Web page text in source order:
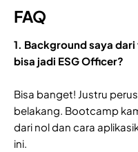
FAQ
1. Background saya
bisa jadi ESG Officer?
Bisa banget! Justru
belakang. Bootcamp
dari nol dan cara
ini.